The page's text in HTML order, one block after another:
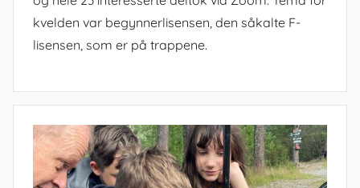
kvelden var begynnerlisensen, den såkalte F-
lisensen, som er på trappene.